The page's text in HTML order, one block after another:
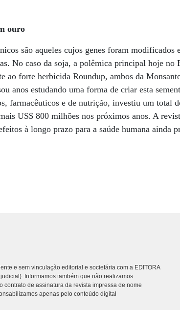
ouro
são aqueles cujos genes foram modificados
No caso da soja, a polêmica principal hoje
ao forte herbicida Roundup, ambos da
anos estudando uma forma de criar esta
farmacêuticos e de nutrição, investiu um total
US$ 800 milhões nos próximos anos. A
à longo prazo para a saúde humana ainda
e sem vinculação editorial e societária com a EDITORA
Informamos também que não realizamos
de assinatura da revista impressa de nome
apenas pelo conteúdo digital